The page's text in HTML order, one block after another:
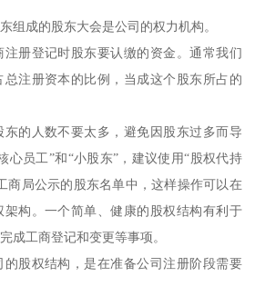
组成的股东大会是公司的权力机构。
册登记时股东要认缴的资金。通常我们
注册资本的比例，当成这个股东所占的
的人数不要太多，避免因股东过多而导
心员工”和“小股东”，建议使用“股权代持
商局公示的股东名单中，这样操作可以在
构。一个简单、健康的股权结构有利于
成工商登记和变更等事项。
股权结构，是在准备公司注册阶段需要